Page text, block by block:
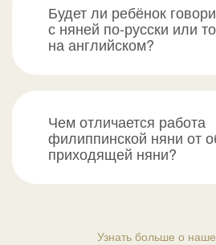
Будет ли ребёнок
с няней по-русски или
на английском?
Чем отличается работа
филиппинской няни от
приходящей няни?
Узнать больше о